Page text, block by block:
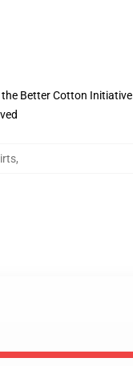
Better Cotton Initiative
,